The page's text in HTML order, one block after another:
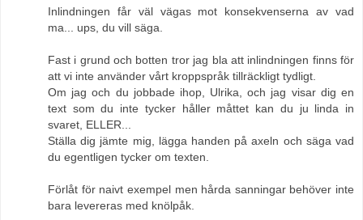
Inlindningen får väl vägas mot konsekvenserna av vad
ma... ups, du vill säga.
Fast i grund och botten tror jag bla att inlindningen finns för
att vi inte använder vårt kroppspråk tillräckligt tydligt.
Om jag och du jobbade ihop, Ulrika, och jag visar dig en
text som du inte tycker håller måttet kan du ju linda in
svaret, ELLER...
Ställa dig jämte mig, lägga handen på axeln och säga vad
du egentligen tycker om texten.
Förlåt för naivt exempel men hårda sanningar behöver inte
bara levereras med knölpåk.